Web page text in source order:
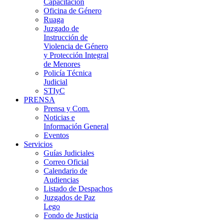
Capacitación
Oficina de Género
Ruaga
Juzgado de
Instrucción de
Violencia de Género
y Protección Integral
de Menores
Policía Técnica
Judicial
STIyC
PRENSA
Prensa y Com.
Noticias e
Información General
Eventos
Servicios
Guías Judiciales
Correo Oficial
Calendario de
Audiencias
Listado de Despachos
Juzgados de Paz
Lego
Fondo de Justicia